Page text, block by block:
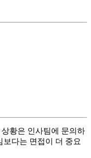
황은 인사팀에 문의하
보다는 면접이 더 중요